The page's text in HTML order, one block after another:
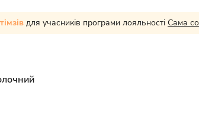
для учасників програми лояльності Сама